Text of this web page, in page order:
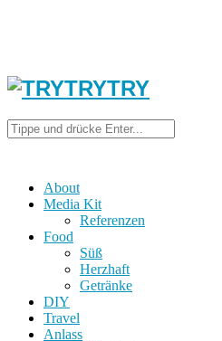
About
Media Kit
Referenzen
Food
Süß
Herzhaft
Getränke
DIY
Travel
Anlass